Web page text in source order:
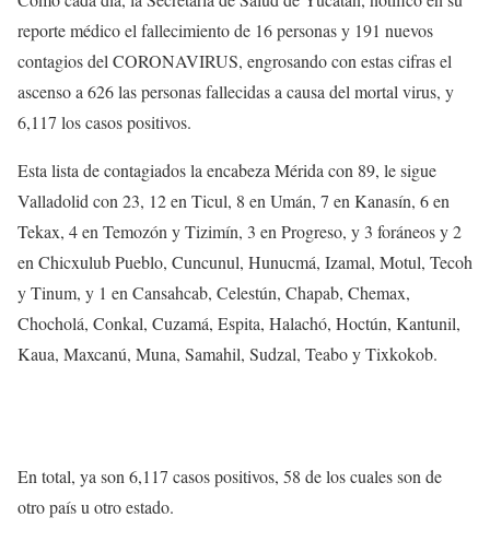
reporte médico el fallecimiento de 16 personas y 191 nuevos
contagios del CORONAVIRUS, engrosando con estas cifras el
ascenso a 626 las personas fallecidas a causa del mortal virus, y
6,117 los casos positivos.
Esta lista de contagiados la encabeza Mérida con 89, le sigue
Valladolid con 23, 12 en Ticul, 8 en Umán, 7 en Kanasín, 6 en
Tekax, 4 en Temozón y Tizimín, 3 en Progreso, y 3 foráneos y 2
en Chicxulub Pueblo, Cuncunul, Hunucmá, Izamal, Motul, Tecoh
y Tinum, y 1 en Cansahcab, Celestún, Chapab, Chemax,
Chocholá, Conkal, Cuzamá, Espita, Halachó, Hoctún, Kantunil,
Kaua, Maxcanú, Muna, Samahil, Sudzal, Teabo y Tixkokob.
En total, ya son 6,117 casos positivos, 58 de los cuales son de
otro país u otro estado.